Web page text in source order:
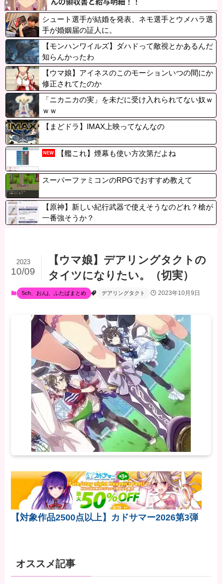
シュート選手が結婚を発表、ネモ選手とウメハラ選
手が婚姻届の証人に。
【モンハンワイルズ】ダハドって敵視とかあるんだ
知らんかったわ
【ウマ娘】アイネスのこのモーションいつの間にか
修正されてたのか
「ニカニカの実」を未だに受け入れられてない奴ｗ
ｗｗ
【まどドラ】IMAX上映ってなんなの
NEW 【艦これ】煙幕も使い方次第だよね
スーパーファミコンのRPGでおすすめ教えて
【原神】新しい紀行武器で使えそうなのどれ？槍が
一番強そうか？
【ウマ娘】デアリングタクトの
タイツになりたい。（切実）
2023
10/09
5ch、おんj、ふたばまとめ デアリングタクト 2023年10月9日
【対象作品2500点以上】カドサマー2026第3弾
オススメ記事